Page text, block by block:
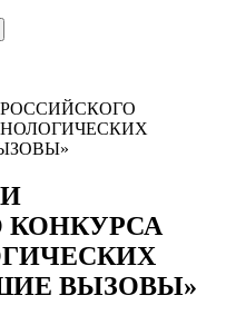
КОНКУРСА
ВЫЗОВЫ»